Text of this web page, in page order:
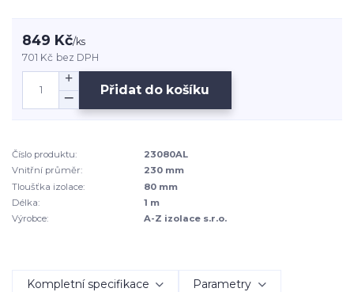
849 Kč/ks
701 Kč bez DPH
Přidat do košíku
Číslo produktu:
23080AL
Vnitřní průměr:
230 mm
Tloušťka izolace:
80 mm
Délka:
1 m
Výrobce:
A-Z izolace s.r.o.
Kompletní specifikace Parametry